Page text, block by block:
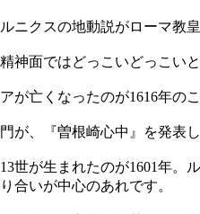
ニクスの地動説がローマ教
神面ではどっこいどっこい
が亡くなったのが1616年の
が、『曽根崎心中』を発表
世が生まれたのが1601年
合いが中心のあれです。